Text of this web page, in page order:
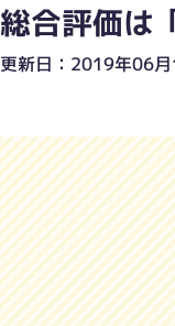
総合評価は
更新日：2019年06